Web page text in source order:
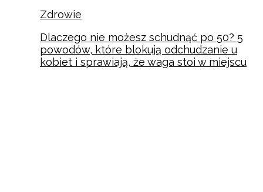
Zdrowie
Dlaczego nie możesz schudnąć po 50? 5
powodów, które blokują odchudzanie u
kobiet i sprawiają, że waga stoi w miejscu